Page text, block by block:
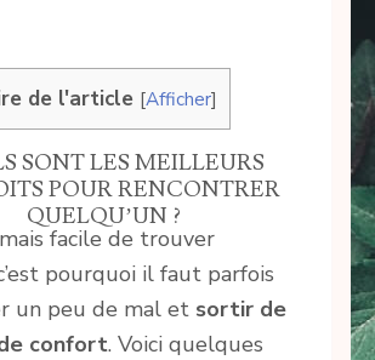
de l'article [Afficher]
SONT LES MEILLEURS
POUR RENCONTRER
QUELQU’UN ?
facile de trouver
pourquoi il faut parfois
un peu de mal et sortir de
confort. Voici quelques